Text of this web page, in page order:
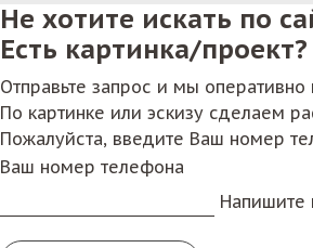
Не хотите искать по
Есть картинка/проект?
Отправьте запрос и мы
По картинке или эскизу сделаем
Пожалуйста, введите Ваш номер
Ваш номер телефона
Напишите